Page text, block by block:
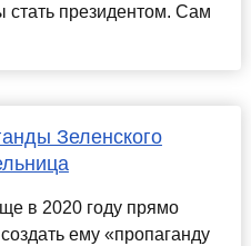
стать президентом. Сам
Зеленского
в 2020 году прямо
ему «пропаганду